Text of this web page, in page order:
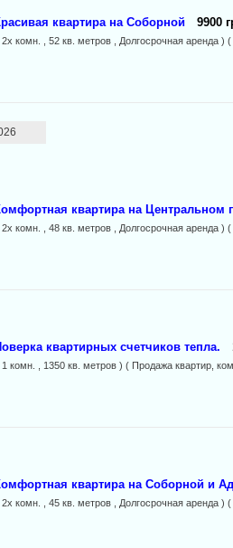
квартира на Соборной 9900
2х комн. , 52 кв. метров , Долгосрочная аренда
квартира на Центральном
2х комн. , 48 кв. метров , Долгосрочная аренда
квартирных счетчиков тепла.
1 комн. , 1350 кв. метров ) ( Продажа квартир,
квартира на Соборной и
2х комн. , 45 кв. метров , Долгосрочная аренда